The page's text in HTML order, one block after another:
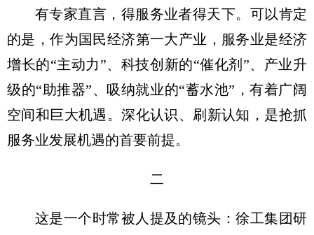
有专家直言，得服务业者得天下。可以肯定
的是，作为国民经济第一大产业，服务业是经济
增长的“主动力”、科技创新的“催化剂”、产业升
级的“助推器”、吸纳就业的“蓄水池”，有着广阔
空间和巨大机遇。深化认识、刷新认知，是抢抓
服务业发展机遇的首要前提。
二
这是一个时常被人提及的镜头：徐工集团研